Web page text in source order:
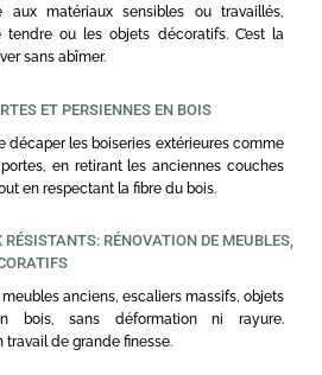
aux matériaux sensibles ou travaillés,
ou les objets décoratifs. C’est la
sans abîmer.
ET PERSIENNES EN BOIS
décaper les boiseries extérieures comme
en retirant les anciennes couches
en respectant la fibre du bois.
RÉSISTANTS: RÉNOVATION DE MEUBLES,
anciens, escaliers massifs, objets
bois, sans déformation ni rayure.
travail de grande finesse.